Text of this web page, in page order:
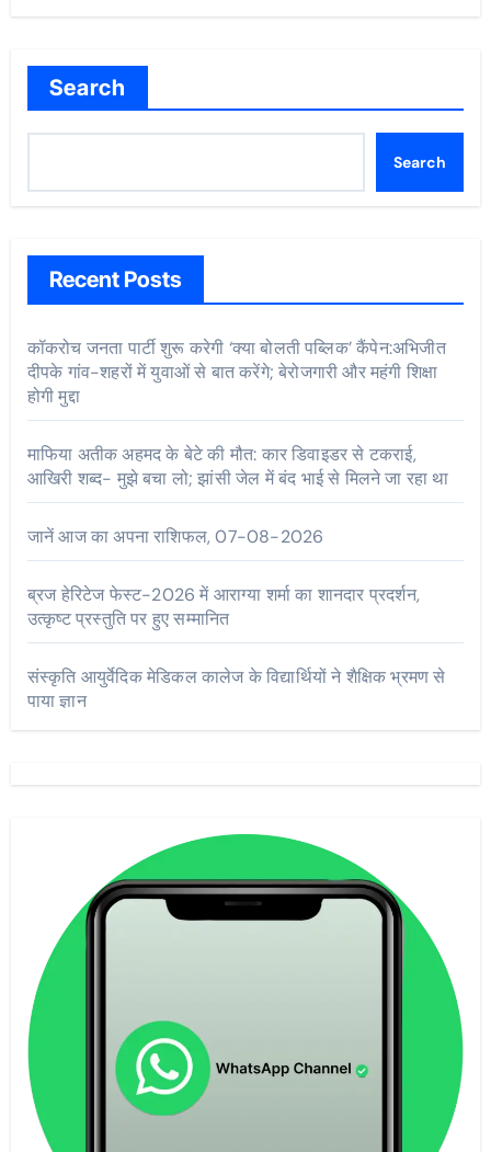
Search
Search
Recent Posts
कॉकरोच जनता पार्टी शुरू करेगी ‘क्या बोलती पब्लिक’ कैंपेन:अभिजीत
दीपके गांव-शहरों में युवाओं से बात करेंगे; बेरोजगारी और महंगी शिक्षा
होगी मुद्दा
माफिया अतीक अहमद के बेटे की मौत: कार डिवाइडर से टकराई,
आखिरी शब्द- मुझे बचा लो; झांसी जेल में बंद भाई से मिलने जा रहा था
जानें आज का अपना राशिफल, 07-08-2026
ब्रज हेरिटेज फेस्ट-2026 में आराग्या शर्मा का शानदार प्रदर्शन,
उत्कृष्ट प्रस्तुति पर हुए सम्मानित
संस्कृति आयुर्वेदिक मेडिकल कालेज के विद्यार्थियों ने शैक्षिक भ्रमण से
पाया ज्ञान